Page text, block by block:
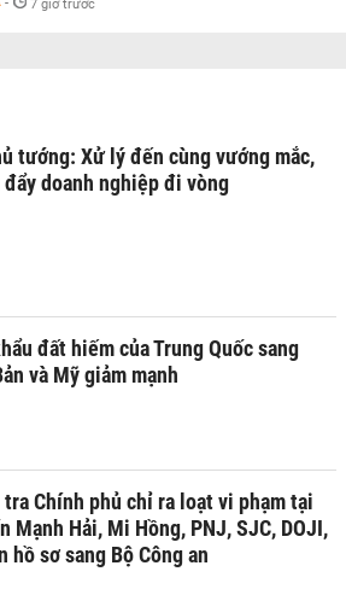
7 giờ trước
tướng: Xử lý đến cùng vướng mắc,
đẩy doanh nghiệp đi vòng
đất hiếm của Trung Quốc sang
và Mỹ giảm mạnh
tra Chính phủ chỉ ra loạt vi phạm tại
Mạnh Hải, Mi Hồng, PNJ, SJC, DOJI,
hồ sơ sang Bộ Công an